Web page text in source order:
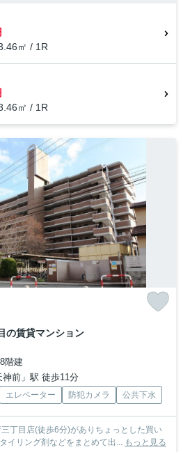
㎡ / 1R
㎡ / 1R
の賃貸マンション
階建
前」駅 徒歩11分
エレベーター 防犯カメラ 公共下水
丁目店(徒歩6分)がありちょっとした買い
イリング剤などをまとめて出... もっと見る